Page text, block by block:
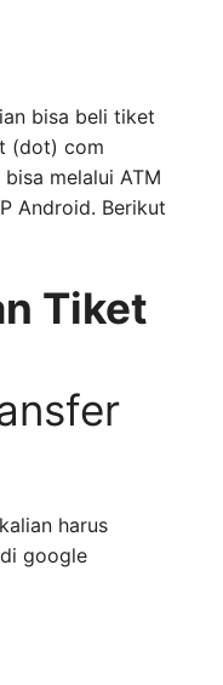
bisa beli tiket
(dot) com
melalui ATM
Android. Berikut
Tiket
harus
google